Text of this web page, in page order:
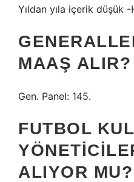
Yıldan yıla içerik düşük -
MAAŞ ALIR?
Gen. Panel: 145.
FUTBOL
ALIYOR MU?